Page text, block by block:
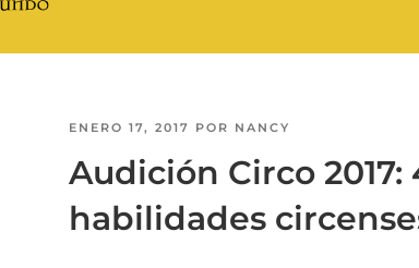
ENERO 17, 2017 POR NANCY
Audición Circo
habilidades